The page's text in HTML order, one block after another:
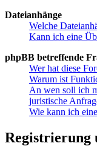
Dateianhänge
Welche
Kann ich eine
phpBB betreffende
Wer hat diese
Warum ist
An wen soll ich
juristische
Wie kann ich
Registrierung